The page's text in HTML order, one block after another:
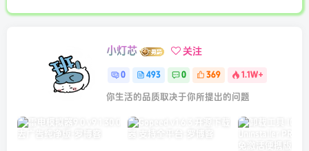
小灯芯 关注
0 493 0 369 1.1W+
你生活的品质取决于你所提出的问题